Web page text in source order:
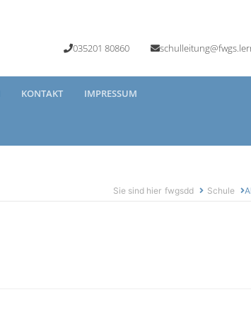
035201 80860
KONTAKT IMPRESSUM
Sie sind hier fwgsdd Schule